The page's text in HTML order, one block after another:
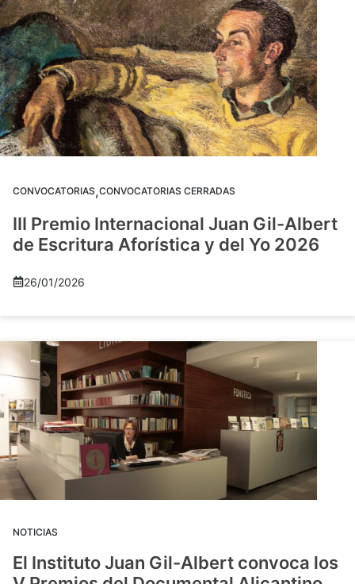
CONVOCATORIAS,CONVOCATORIAS CERRADAS
III Premio Internacional Juan Gil-Albert
de Escritura Aforística y del Yo 2026
26/01/2026
NOTICIAS
El Instituto Juan Gil-Albert convoca los